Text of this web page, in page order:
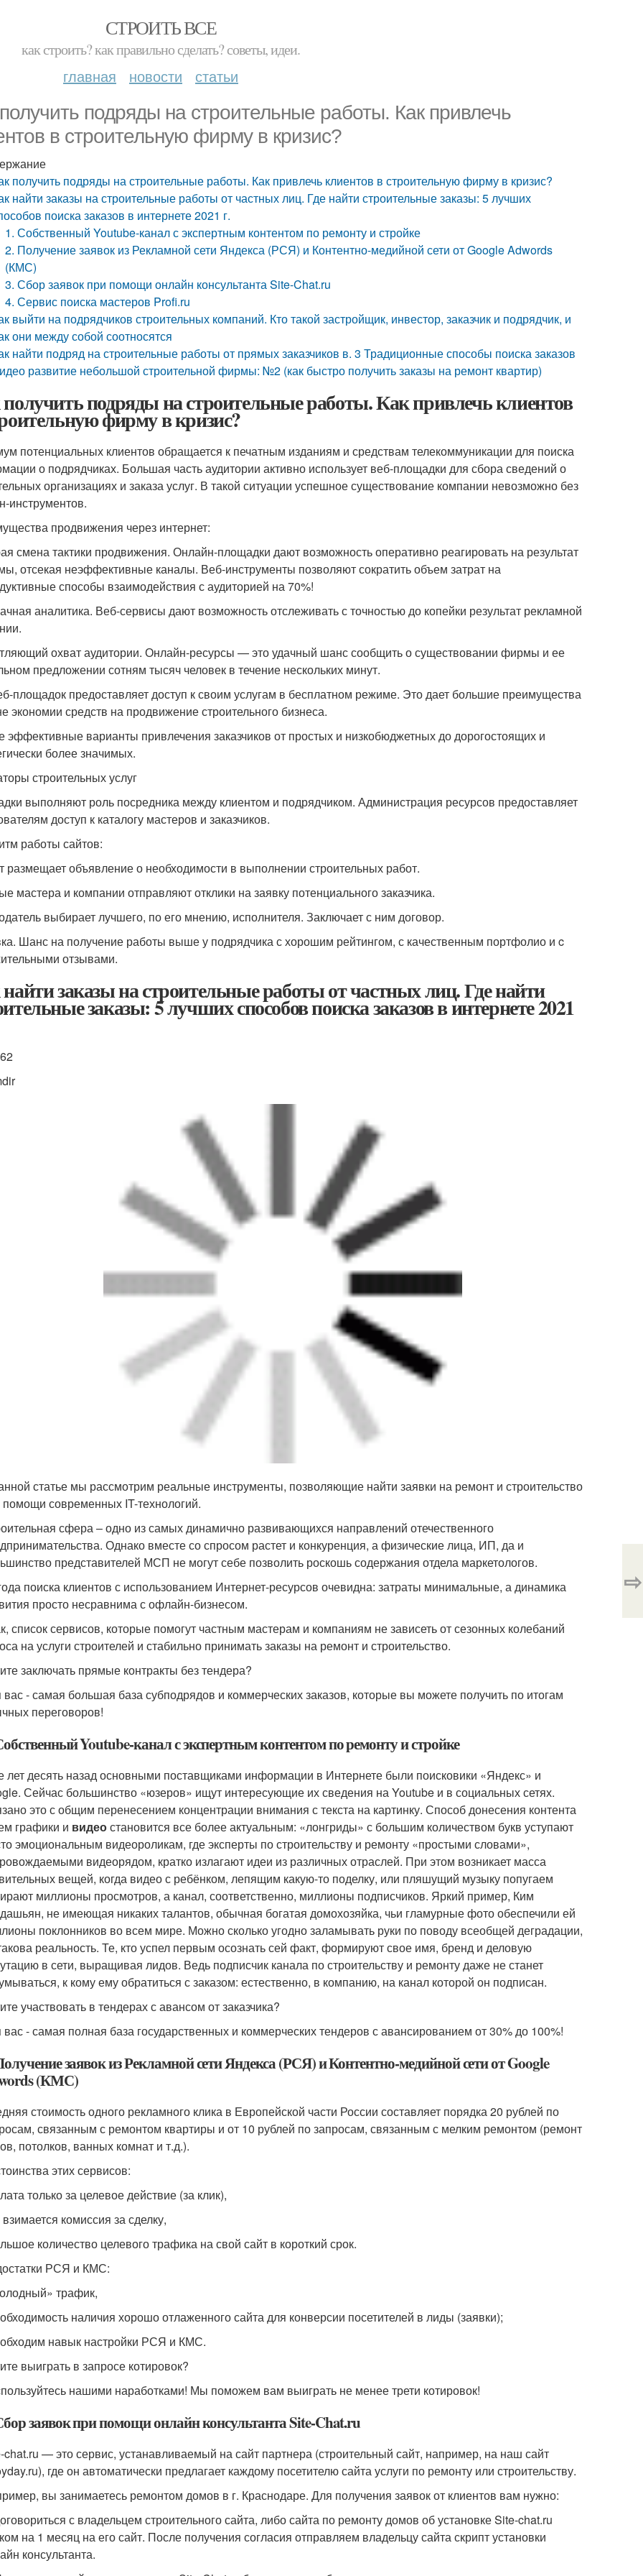
СТРОИТЬ ВСЕ
как строить? как правильно сделать? советы, идеи.
главная новости статьи
подряды на строительные работы. Как привлечь
в строительную фирму в кризис?
получить подряды на строительные работы. Как привлечь клиентов в строительную фирму в кризис?
найти заказы на строительные работы от частных лиц. Где найти строительные заказы: 5 лучших
поиска заказов в интернете 2021 г.
1. Собственный Youtube-канал с экспертным контентом по ремонту и стройке
2. Получение заявок из Рекламной сети Яндекса (РСЯ) и Контентно-медийной сети от Google Adwords
(КМС)
3. Сбор заявок при помощи онлайн консультанта Site-Chat.ru
4. Сервис поиска мастеров Profi.ru
выйти на подрядчиков строительных компаний. Кто такой застройщик, инвестор, заказчик и подрядчик, и
они между собой соотносятся
найти подряд на строительные работы от прямых заказчиков в. 3 Традиционные способы поиска заказов
развитие небольшой строительной фирмы: №2 (как быстро получить заказы на ремонт квартир)
подряды на строительные работы. Как привлечь клиентов
фирму в кризис?
потенциальных клиентов обращается к печатным изданиям и средствам телекоммуникации для поиска
о подрядчиках. Большая часть аудитории активно использует веб-площадки для сбора сведений о
организациях и заказа услуг. В такой ситуации успешное существование компании невозможно без
инструментов.
продвижения через интернет:
смена тактики продвижения. Онлайн-площадки дают возможность оперативно реагировать на результат
отсекая неэффективные каналы. Веб-инструменты позволяют сократить объем затрат на
способы взаимодействия с аудиторией на 70%!
аналитика. Веб-сервисы дают возможность отслеживать с точностью до копейки результат рекламной
охват аудитории. Онлайн-ресурсы — это удачный шанс сообщить о существовании фирмы и ее
предложении сотням тысяч человек в течение нескольких минут.
площадок предоставляет доступ к своим услугам в бесплатном режиме. Это дает большие преимущества
экономии средств на продвижение строительного бизнеса.
варианты привлечения заказчиков от простых и низкобюджетных до дорогостоящих и
более значимых.
строительных услуг
выполняют роль посредника между клиентом и подрядчиком. Администрация ресурсов предоставляет
доступ к каталогу мастеров и заказчиков.
работы сайтов:
размещает объявление о необходимости в выполнении строительных работ.
мастера и компании отправляют отклики на заявку потенциального заказчика.
выбирает лучшего, по его мнению, исполнителя. Заключает с ним договор.
Шанс на получение работы выше у подрядчика с хорошим рейтингом, с качественным портфолио и c
отзывами.
заказы на строительные работы от частных лиц. Где найти
заказы: 5 лучших способов поиска заказов в интернете 2021
статье мы рассмотрим реальные инструменты, позволяющие найти заявки на ремонт и строительство
помощи современных IT-технологий.
сфера – одно из самых динамично развивающихся направлений отечественного
Однако вместе со спросом растет и конкуренция, а физические лица, ИП, да и
представителей МСП не могут себе позволить роскошь содержания отдела маркетологов.
поиска клиентов с использованием Интернет-ресурсов очевидна: затраты минимальные, а динамика
просто несравнима с офлайн-бизнесом.
список сервисов, которые помогут частным мастерам и компаниям не зависеть от сезонных колебаний
на услуги строителей и стабильно принимать заказы на ремонт и строительство.
заключать прямые контракты без тендера?
- самая большая база субподрядов и коммерческих заказов, которые вы можете получить по итогам
переговоров!
Youtube-канал с экспертным контентом по ремонту и стройке
лет десять назад основными поставщиками информации в Интернете были поисковики «Яндекс» и
Сейчас большинство «юзеров» ищут интересующие их сведения на Youtube и в социальных сетях.
это с общим перенесением концентрации внимания с текста на картинку. Способ донесения контента
графики и видеостановится все более актуальным: «лонгриды» с большим количеством букв уступают
эмоциональным видеороликам, где эксперты по строительству и ремонту «простыми словами»,
видеорядом, кратко излагают идеи из различных отраслей. При этом возникает масса
вещей, когда видео с ребёнком, лепящим какую-то поделку, или пляшущий музыку попугаем
миллионы просмотров, а канал, соответственно, миллионы подписчиков. Яркий пример, Ким
не имеющая никаких талантов, обычная богатая домохозяйка, чьи гламурные фото обеспечили ей
поклонников во всем мире. Можно сколько угодно заламывать руки по поводу всеобщей деградации,
реальность. Те, кто успел первым осознать сей факт, формируют свое имя, бренд и деловую
в сети, выращивая лидов. Ведь подписчик канала по строительству и ремонту даже не станет
к кому ему обратиться с заказом: естественно, в компанию, на канал которой он подписан.
участвовать в тендерах с авансом от заказчика?
- самая полная база государственных и коммерческих тендеров с авансированием от 30% до 100%!
заявок из Рекламной сети Яндекса (РСЯ) и Контентно-медийной сети от Google
(КМС)
стоимость одного рекламного клика в Европейской части России составляет порядка 20 рублей по
связанным с ремонтом квартиры и от 10 рублей по запросам, связанным с мелким ремонтом (ремонт
потолков, ванных комнат и т.д.).
этих сервисов:
только за целевое действие (за клик),
комиссия за сделку,
количество целевого трафика на свой сайт в короткий срок.
РСЯ и КМС:
трафик,
наличия хорошо отлаженного сайта для конверсии посетителей в лиды (заявки);
навык настройки РСЯ и КМС.
выиграть в запросе котировок?
нашими наработками! Мы поможем вам выиграть не менее трети котировок!
заявок при помощи онлайн консультанта Site-Chat.ru
chat.ru — это сервис, устанавливаемый на сайт партнера (строительный сайт, например, на наш сайт
где он автоматически предлагает каждому посетителю сайта услуги по ремонту или строительству.
вы занимаетесь ремонтом домов в г. Краснодаре. Для получения заявок от клиентов вам нужно:
с владельцем строительного сайта, либо сайта по ремонту домов об установке Site-chat.ru
на 1 месяц на его сайт. После получения согласия отправляем владельцу сайта скрипт установки
консультанта.
⇨